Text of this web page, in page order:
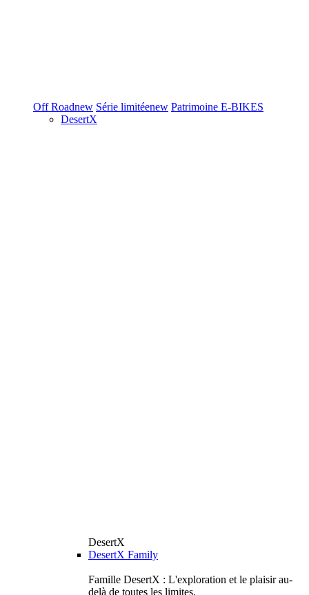
Off Roadnew Série limitéenew Patrimoine E-BIKES
DesertX
DesertX
DesertX Family
Famille DesertX : L'exploration et le plaisir au-
delà de toutes les limites.